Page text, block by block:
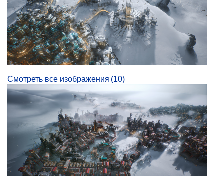
Смотреть все изображения (10)